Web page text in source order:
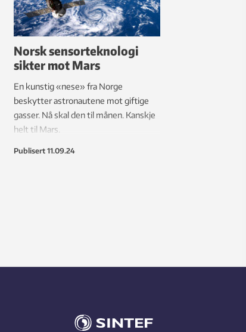
Norsk sensorteknologi
sikter mot Mars
En kunstig «nese» fra Norge
beskytter astronautene mot giftige
gasser. Nå skal den til månen. Kanskje
helt til Mars.
Publisert 11.09.24